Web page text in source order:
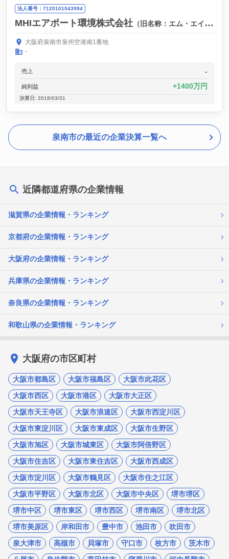
法人番号：7120101043994
MHIエアポート環境株式会社 （旧名称：エム・エイチ・アイ・エアポート環境株式会社）
大阪府泉南市泉州空港南1番地
-
売上 -
純利益 1400万円
決算日: 2018/03/31
泉南市の最近の企業決算一覧へ
近隣都道府県の企業情報
滋賀県の企業情報・ランキング
京都府の企業情報・ランキング
大阪府の企業情報・ランキング
兵庫県の企業情報・ランキング
奈良県の企業情報・ランキング
和歌山県の企業情報・ランキング
大阪府の市区町村
大阪市都島区 大阪市福島区
大阪市此花区
大阪市西区
大阪市港区
大阪市大正区
大阪市天王寺区
大阪市浪速区
大阪市西淀川区
大阪市東淀川区
大阪市東成区
大阪市生野区
大阪市旭区
大阪市城東区
大阪市阿倍野区
大阪市住吉区
大阪市東住吉区
大阪市西成区
大阪市淀川区
大阪市鶴見区
大阪市住之江区
大阪市平野区
大阪市北区 大阪市中央区
堺市堺区
堺市中区
堺市東区 堺市西区 堺市南区
堺市北区
堺市美原区
岸和田市 豊中市 池田市
吹田市
泉大津市
高槻市 貝塚市 守口市 枚方市
茨木市